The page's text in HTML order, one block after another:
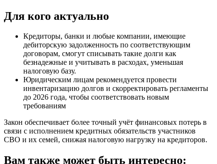
Для кого актуально
Кредиторы, банки и любые компании, имеющие
дебиторскую задолженность по соответствующим
договорам, смогут списывать такие долги как
безнадежные и учитывать в расходах, уменьшая
налоговую базу.
Юридическим лицам рекомендуется провести
инвентаризацию долгов и скорректировать регламенты
до 2026 года, чтобы соответствовать новым
требованиям
Закон обеспечивает более точный учёт финансовых потерь в
связи с исполнением кредитных обязательств участников
СВО и их семей, снижая налоговую нагрузку на кредиторов.
Вам также может быть интересно: